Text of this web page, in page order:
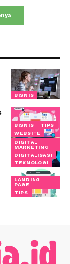
BISNIS
BISNIS
TIPS
WEBSITE
DIGITAL
MARKETING
DIGITALISASI
TEKNOLOGI
LANDING
PAGE
TIPS